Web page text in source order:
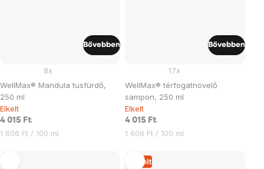
WellMax® Mandula tusfürdő,
250 ml
8x
Elkelt
4 015 Ft
Egységár:
1 606 Ft / 100 ml
Bővebben
WellMax® térfogatnövelő
sampon, 250 ml
17x
Elkelt
4 015 Ft
Egységár:
1 606 Ft / 100 ml
Bővebben
Elkelt